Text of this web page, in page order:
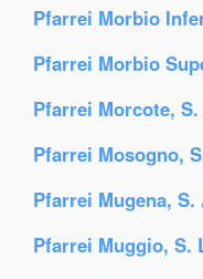
Pfarrei Morbio
Pfarrei Morbio
Pfarrei Morcote,
Pfarrei Mosogno,
Pfarrei Mugena, S.
Pfarrei Muggio, S.